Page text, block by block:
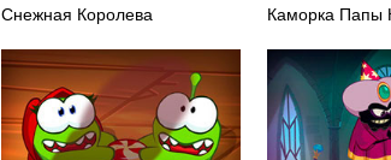
Снежная Королева
Каморка Папы